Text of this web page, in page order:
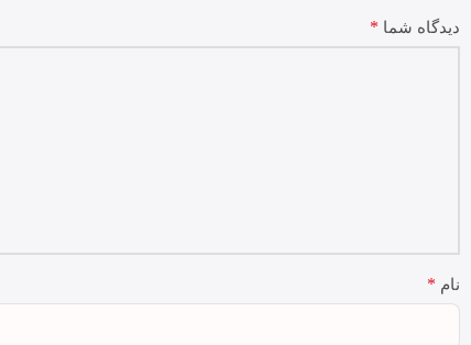
دیدگاه شما *
نام *